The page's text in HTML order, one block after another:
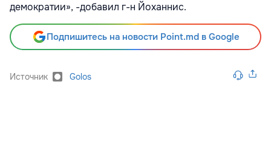
демократии», -добавил г-н Йоханнис.
Подпишитесь на новости Point.md в Google
Источник Golos